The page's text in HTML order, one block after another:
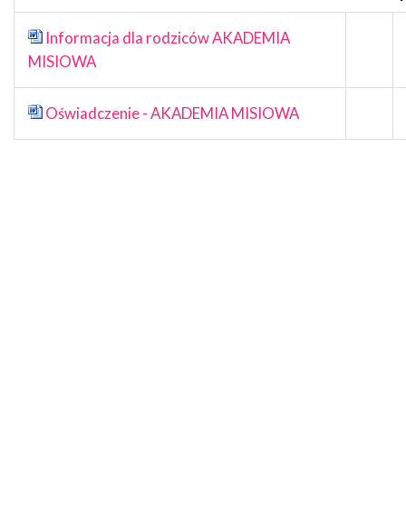
Informacja dla rodziców AKADEMIA
MISIOWA
Oświadczenie - AKADEMIA MISIOWA